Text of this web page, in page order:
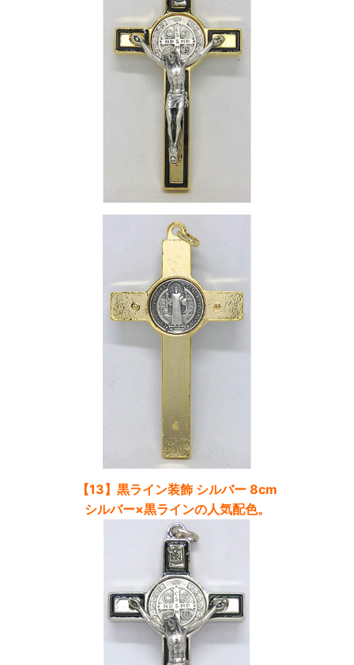
【13】黒ライン装飾 シルバー 8cm
シルバー×黒ラインの人気配色。